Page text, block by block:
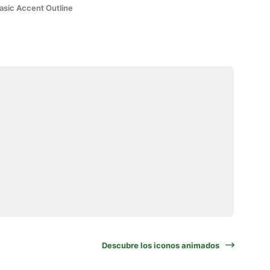
Accent Outline
Descubre los iconos animados